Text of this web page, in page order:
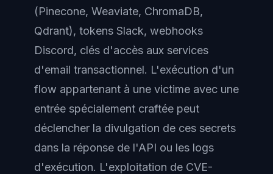
(Pinecone, Weaviate, ChromaDB,
Qdrant), tokens Slack, webhooks
Discord, clés d'accès aux services
d'email transactionnel. L'exécution d'un
flow appartenant à une victime avec une
entrée spécialement craftée peut
déclencher la divulgation de ces secrets
dans la réponse de l'API ou les logs
d'exécution. L'exploitation de CVE-